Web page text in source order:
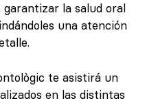
la salud oral
una atención
te asistirá un
en las distintas